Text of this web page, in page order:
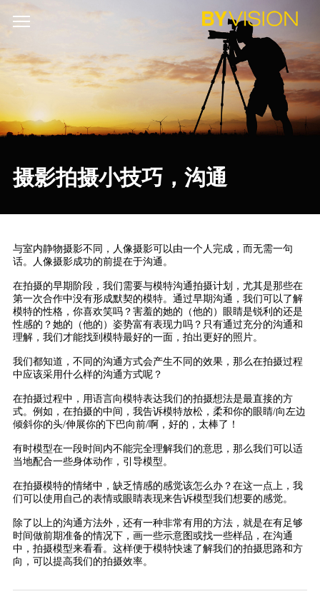
摄影拍摄小技巧，沟通
与室内静物摄影不同，人像摄影可以由一个人完成，而无需一句
话。人像摄影成功的前提在于沟通。
在拍摄的早期阶段，我们需要与模特沟通拍摄计划，尤其是那些在
第一次合作中没有形成默契的模特。通过早期沟通，我们可以了解
模特的性格，你喜欢笑吗？害羞的她的（他的）眼睛是锐利的还是
性感的？她的（他的）姿势富有表现力吗？只有通过充分的沟通和
理解，我们才能找到模特最好的一面，拍出更好的照片。
我们都知道，不同的沟通方式会产生不同的效果，那么在拍摄过程
中应该采用什么样的沟通方式呢？
在拍摄过程中，用语言向模特表达我们的拍摄想法是最直接的方
式。例如，在拍摄的中间，我告诉模特放松，柔和你的眼睛/向左边
倾斜你的头/伸展你的下巴向前/啊，好的，太棒了！
有时模型在一段时间内不能完全理解我们的意思，那么我们可以适
当地配合一些身体动作，引导模型。
在拍摄模特的情绪中，缺乏情感的感觉该怎么办？在这一点上，我
们可以使用自己的表情或眼睛表现来告诉模型我们想要的感觉。
除了以上的沟通方法外，还有一种非常有用的方法，就是在有足够
时间做前期准备的情况下，画一些示意图或找一些样品，在沟通
中，拍摄模型来看看。这样便于模特快速了解我们的拍摄思路和方
向，可以提高我们的拍摄效率。